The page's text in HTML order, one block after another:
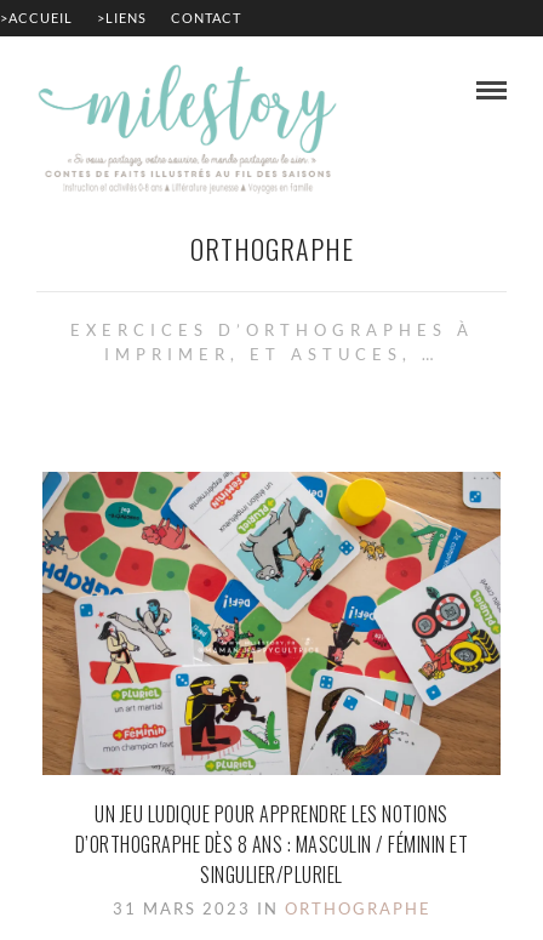
>ACCUEIL >LIENS CONTACT
ORTHOGRAPHE
EXERCICES D’ORTHOGRAPHES À
IMPRIMER, ET ASTUCES, …
UN JEU LUDIQUE POUR APPRENDRE LES NOTIONS
D’ORTHOGRAPHE DÈS 8 ANS : MASCULIN / FÉMININ ET
SINGULIER/PLURIEL
31 MARS 2023 IN ORTHOGRAPHE